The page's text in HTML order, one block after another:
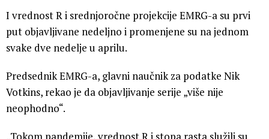
I vrednost R i srednjoročne projekcije EMRG-a su prvi
put objavljivane nedeljno i promenjene su na jednom
svake dve nedelje u aprilu.
Predsednik EMRG-a, glavni naučnik za podatke Nik
Votkins, rekao je da objavljivanje serije „više nije
neophodno“.
„Tokom pandemije, vrednost R i stopa rasta služili su